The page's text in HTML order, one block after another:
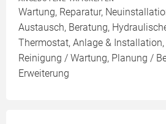
Wartung, Reparatur,
Austausch, Beratung,
Thermostat, Anlage &
Reinigung / Wartung, Planung /
Erweiterung